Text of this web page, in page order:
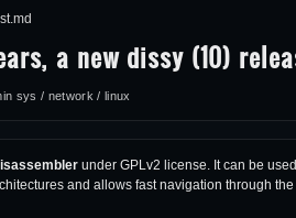
a new dissy (10)
sys / network / linux
under GPLv2 license. It can be
and allows fast navigation through